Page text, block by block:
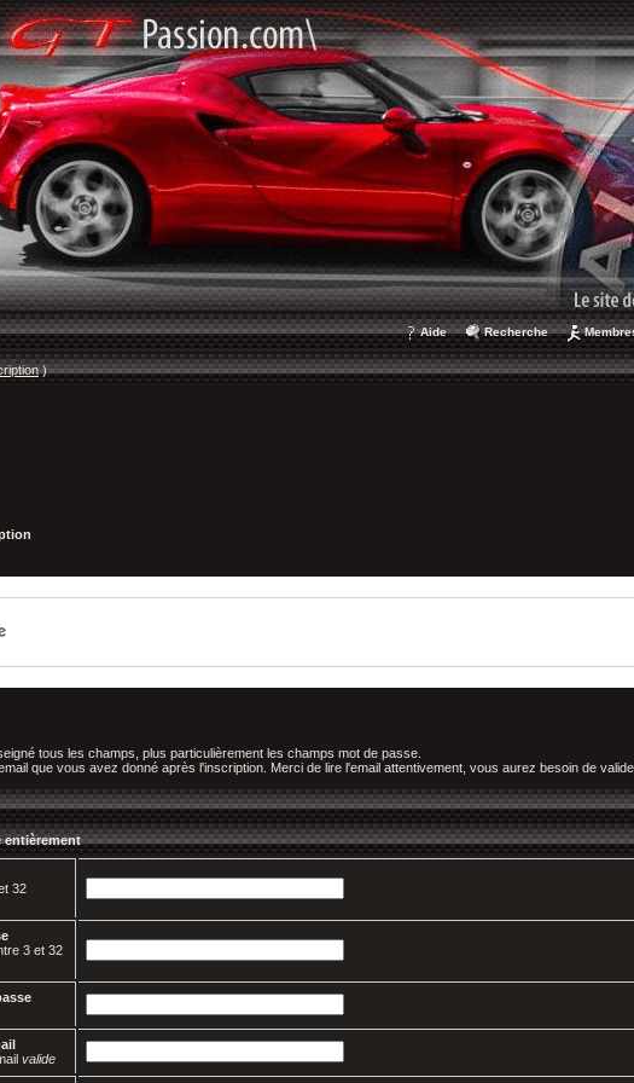
Aide Recherche
)
tous les champs, plus particulièrement les champs mot de passe.
que vous avez donné après l'inscription. Merci de lire l'email attentivement, vous aurez besoin de
entièrement
32
3 et 32
valide